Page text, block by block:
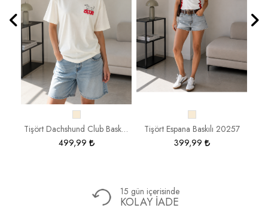
Tişört Dachshund Club Baskılı 19886
499,99
Tişört Espana Baskılı 20257
399,99
15 gün içerisinde
KOLAY İADE